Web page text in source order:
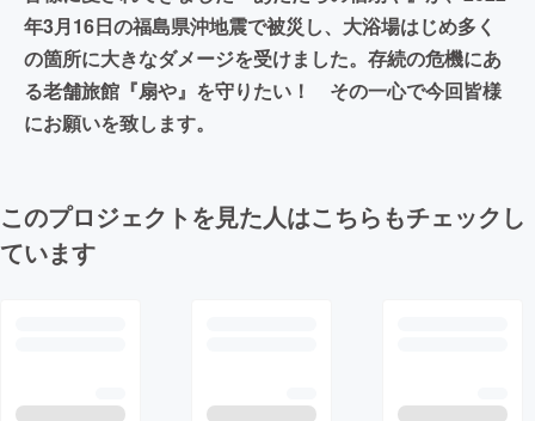
年3月16日の福島県沖地震で被災し、大浴場はじめ多く
の箇所に大きなダメージを受けました。存続の危機にあ
る老舗旅館『扇や』を守りたい！ その一心で今回皆様
にお願いを致します。
このプロジェクトを見た人はこちらもチェックし
ています